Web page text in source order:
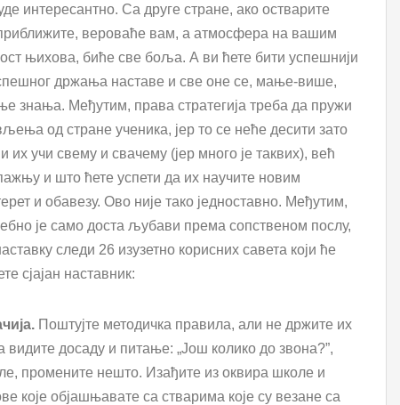
интересантно. Са друге стране, ако остварите
вероваће вам, а атмосфера на вашим
њихова, биће све боља. А ви ћете бити успешнији
држања наставе и све оне се, мање-више,
знања. Међутим, права стратегија треба да пружи
од стране ученика, јер то се неће десити зато
их учи свему и свачему (јер много је таквих), већ
и што ћете успети да их научите новим
и обавезу. Ово није тако једноставно. Међутим,
је само доста љубави према сопственом послу,
следи 26 изузетно корисних савета који ће
сјајан наставник:
Поштујте методичка правила, али не држите их
видите досаду и питање: „Још колико до звона?”,
промените нешто. Изађите из оквира школе и
које објашњавате са стварима које су везане са